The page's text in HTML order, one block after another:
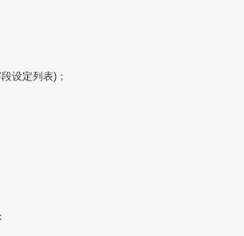
设定列表)；